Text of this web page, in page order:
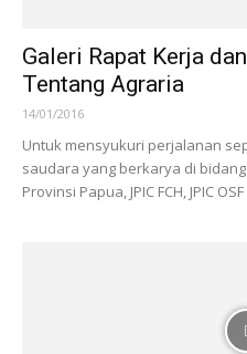
Galeri Rapat Kerja
Tentang Agraria
14/01/2016
Untuk mensyukuri perjalanan
saudara yang berkarya di bidang
Provinsi Papua, JPIC FCH, JPIC